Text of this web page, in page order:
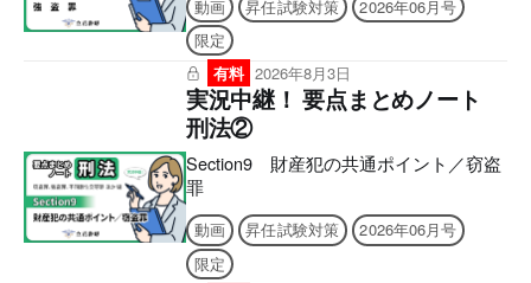
動画 昇任試験対策
2026年06月号
限定
有料 2026年8月3日
実況中継！ 要点まとめノート
刑法②
Section9 財産犯の共通ポイント／窃盗
罪
動画 昇任試験対策
2026年06月号
限定